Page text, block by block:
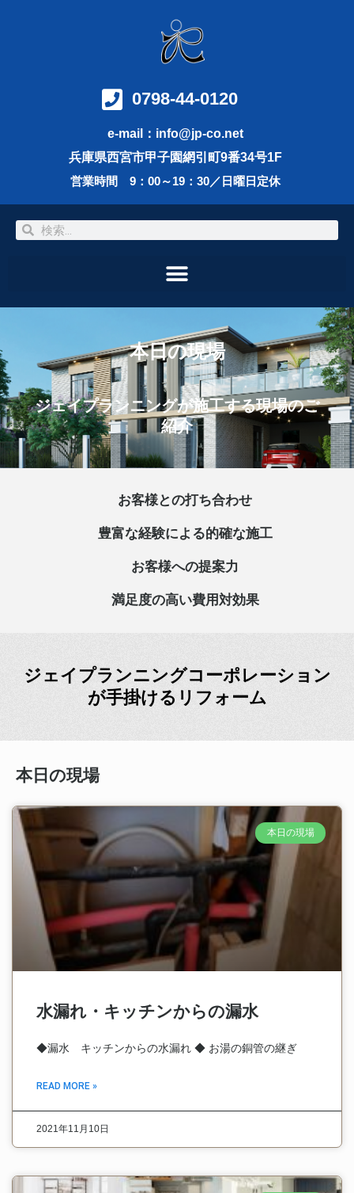
0798-44-0120
e-mail：info@jp-co.net
兵庫県西宮市甲子園網引町9番34号1F
営業時間 9：00～19：30／日曜日定休
検
索
検
索
本日の現場
ジェイプランニングが施工する現場のご
紹介
お客様との打ち合わせ
豊富な経験による的確な施工
お客様への提案力
満足度の高い費用対効果
ジェイプランニングコーポレーション
が手掛けるリフォーム
本日の現場
本日の現場
水漏れ・キッチンからの漏水
◆漏水 キッチンからの水漏れ ◆ お湯の銅管の継ぎ
READ MORE »
2021年11月10日